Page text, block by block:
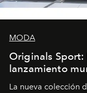
MODA
Originals
lanzamiento
La nueva colección